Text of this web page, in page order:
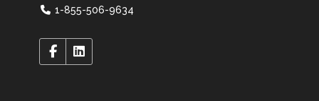
1-855-506-9634